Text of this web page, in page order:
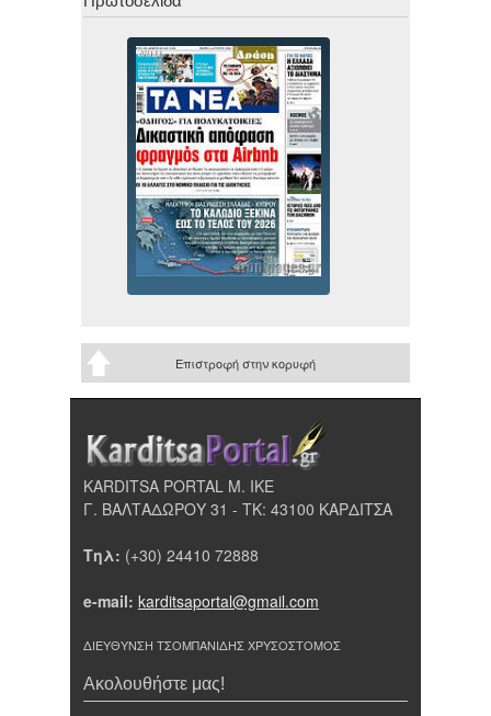
Επιστροφή στην κορυφή
KARDITSA PORTAL Μ. ΙΚΕ
Γ. ΒΑΛΤΑΔΩΡΟΥ 31 - ΤΚ: 43100 ΚΑΡΔΙΤΣΑ
Τηλ: (+30) 24410 72888
e-mail: karditsaportal@gmail.com
ΔΙΕΥΘΥΝΣΗ ΤΣΟΜΠΑΝΙΔΗΣ ΧΡΥΣΟΣΤΟΜΟΣ
Ακολουθήστε μας!